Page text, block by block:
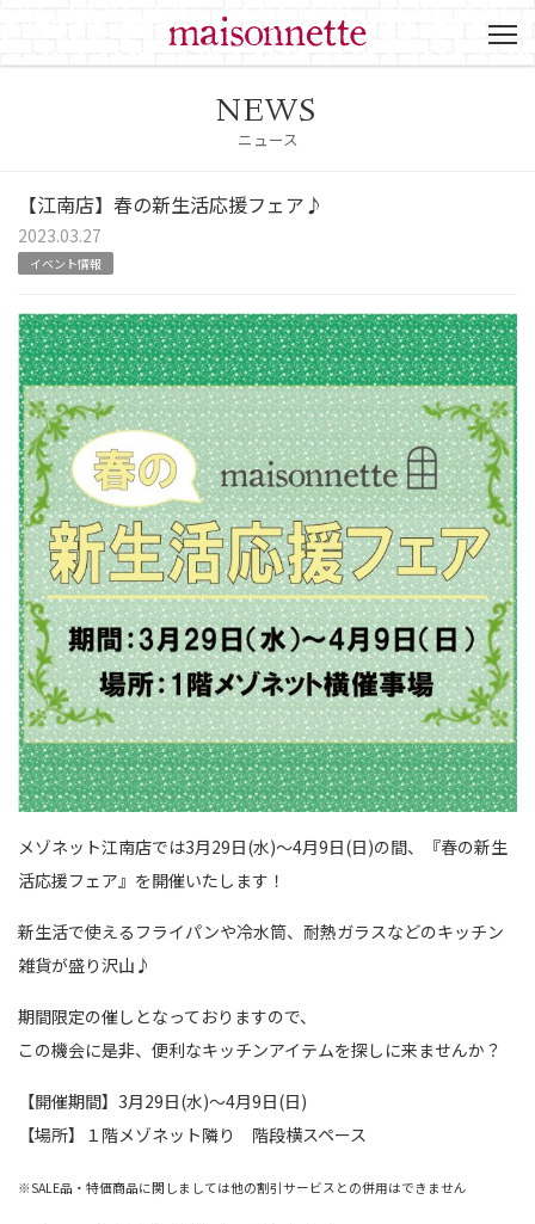
NEWS
ニュース
【江南店】春の新生活応援フェア♪
2023.03.27
イベント情報
メゾネット江南店では3月29日(水)〜4月9日(日)の間、『春の新生
活応援フェア』を開催いたします！
新生活で使えるフライパンや冷水筒、耐熱ガラスなどのキッチン
雑貨が盛り沢山♪
期間限定の催しとなっておりますので、
この機会に是非、便利なキッチンアイテムを探しに来ませんか？
【開催期間】 3月29日(水)〜4月9日(日)
【場所】１階メゾネット隣り 階段横スペース
※SALE品・特価商品に関しましては他の割引サービスとの併用はできません